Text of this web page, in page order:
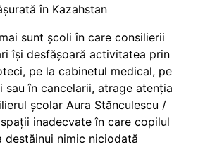
în Kazahstan
sunt școli în care consilierii
își desfășoară activitatea prin
pe la cabinetul medical, pe
sau în cancelarii, atrage atenția
școlar Aura Stănculescu /
inadecvate în care copilul
destăinui nimic niciodată